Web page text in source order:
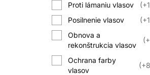
Proti lámaniu vlasov
Posilnenie vlasov
Obnova a
rekonštrukcia vlasov
Ochrana farby
vlasov